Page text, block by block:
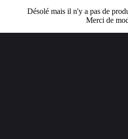
Désolé mais il n'y a pas de
Merci de